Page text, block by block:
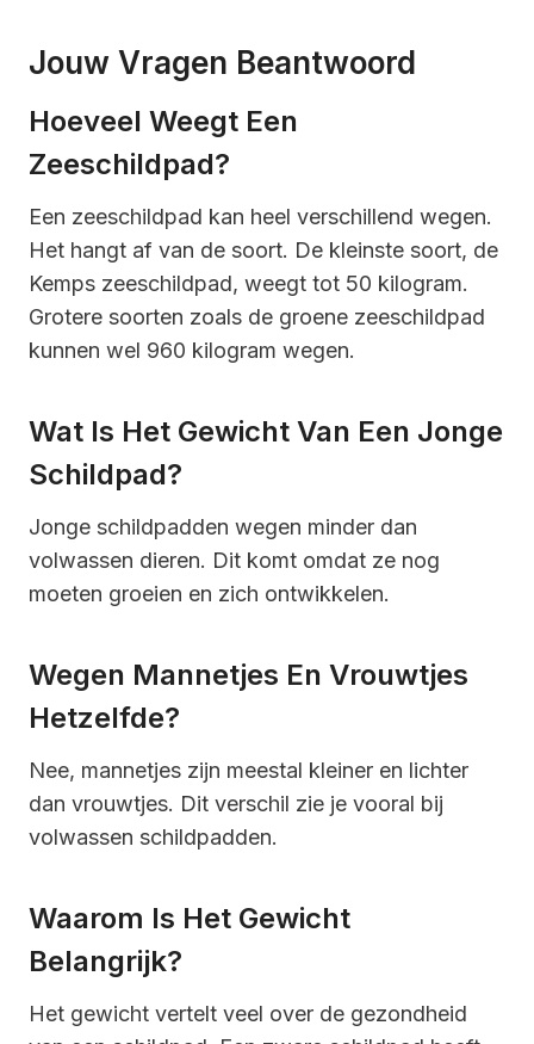
Jouw Vragen Beantwoord
Hoeveel Weegt Een
Zeeschildpad?
Een zeeschildpad kan heel verschillend wegen.
Het hangt af van de soort. De kleinste soort, de
Kemps zeeschildpad, weegt tot 50 kilogram.
Grotere soorten zoals de groene zeeschildpad
kunnen wel 960 kilogram wegen.
Wat Is Het Gewicht Van Een Jonge
Schildpad?
Jonge schildpadden wegen minder dan
volwassen dieren. Dit komt omdat ze nog
moeten groeien en zich ontwikkelen.
Wegen Mannetjes En Vrouwtjes
Hetzelfde?
Nee, mannetjes zijn meestal kleiner en lichter
dan vrouwtjes. Dit verschil zie je vooral bij
volwassen schildpadden.
Waarom Is Het Gewicht
Belangrijk?
Het gewicht vertelt veel over de gezondheid